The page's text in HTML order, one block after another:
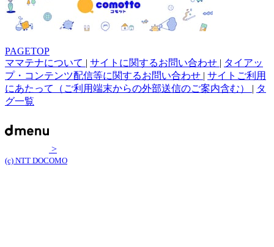
PAGETOP
ママテナについて | サイトに関するお問い合わせ | タイアッ
プ・コンテンツ配信等に関するお問い合わせ | サイトご利用
にあたって（ご利用端末からの外部送信のご案内含む） | タ
グ一覧
>
(c) NTT DOCOMO